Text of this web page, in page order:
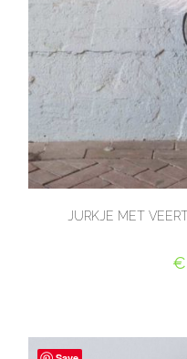
JURKJE MET
€